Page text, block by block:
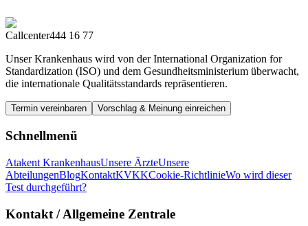
Callcenter444 16 77
Unser Krankenhaus wird von der International Organization for
Standardization (ISO) und dem Gesundheitsministerium überwacht,
die internationale Qualitätsstandards repräsentieren.
Termin vereinbaren Vorschlag & Meinung einreichen
Schnellmenü
Atakent KrankenhausUnsere ÄrzteUnsere
AbteilungenBlogKontaktKVKKCookie-RichtlinieWo wird dieser
Test durchgeführt?
Kontakt / Allgemeine Zentrale